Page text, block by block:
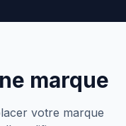
marque
votre marque